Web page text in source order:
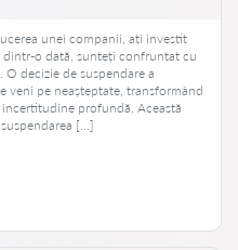
unei companii, ați investit
dintr-o dată, sunteți confruntat cu
decizie de suspendare a
pe neașteptate, transformând
profundă. Această
[…]